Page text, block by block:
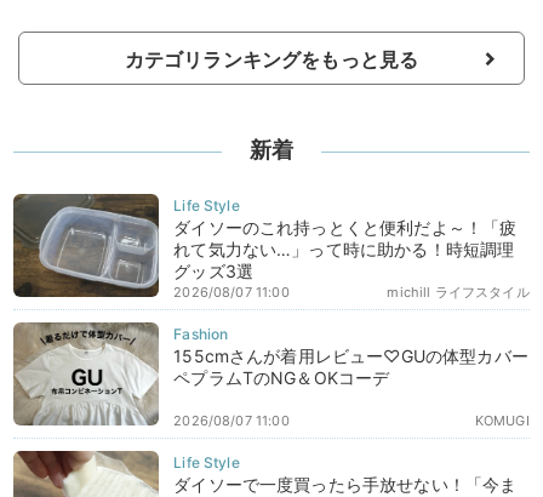
カテゴリランキングをもっと見る
新着
ダイソーのこれ持っとくと便利だよ～！「疲
れて気力ない…」って時に助かる！時短調理
グッズ3選
michill ライフスタイル
2026/08/07 11:00
155cmさんが着用レビュー♡GUの体型カバー
ペプラムTのNG＆OKコーデ
KOMUGI
2026/08/07 11:00
ダイソーで一度買ったら手放せない！「今ま